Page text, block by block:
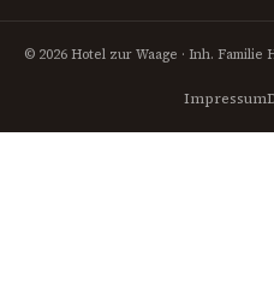
© 2026 Hotel zur Waage · Inh. Familie
Impressum